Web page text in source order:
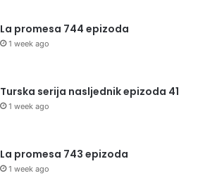
La promesa 744 epizoda
1 week ago
Turska serija nasljednik epizoda 41
1 week ago
La promesa 743 epizoda
1 week ago